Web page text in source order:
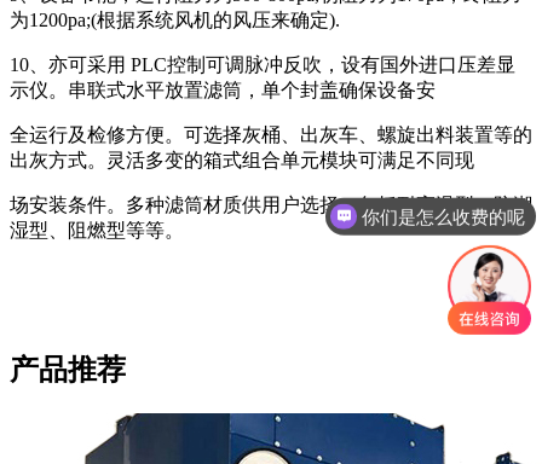
为1200pa;(根据系统风机的风压来确定).
10、亦可采用 PLC控制可调脉冲反吹，设有国外进口压差显
示仪。串联式水平放置滤筒，单个封盖确保设备安
全运行及检修方便。可选择灰桶、出灰车、螺旋出料装置等的
出灰方式。灵活多变的箱式组合单元模块可满足不同现
场安装条件。多种滤筒材质供用户选择，包括耐高温型、防潮
湿型、阻燃型等等。
产品推荐
现在有优惠活动吗